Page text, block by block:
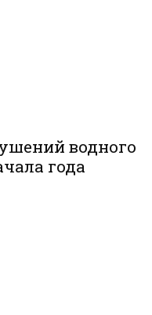
водного
года